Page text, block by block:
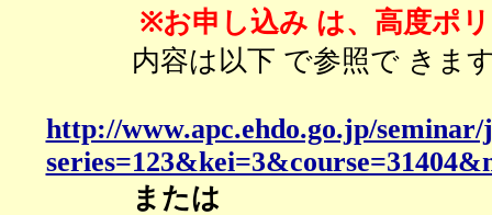
※お申し込み は、高度ポ
内容は以下 で参照で きま
http://www.apc.ehdo.go.jp/
または